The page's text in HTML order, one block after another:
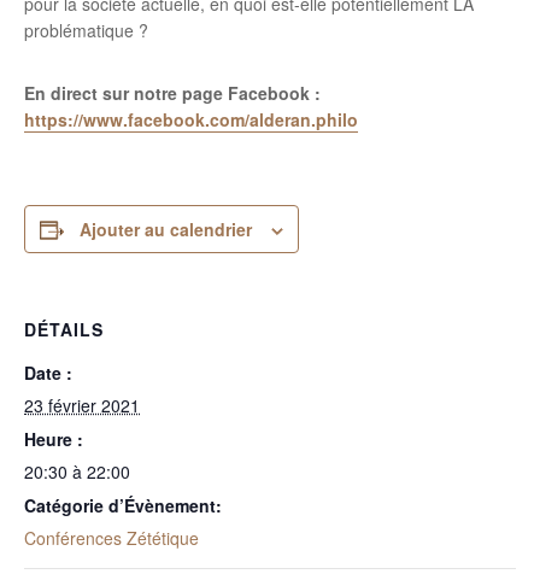
problématique ?
En direct sur notre page Facebook :
https://www.facebook.com/alderan.philo
Ajouter au calendrier
DÉTAILS
Date :
23 février 2021
Heure :
20:30 à 22:00
Catégorie d’Évènement:
Conférences Zététique